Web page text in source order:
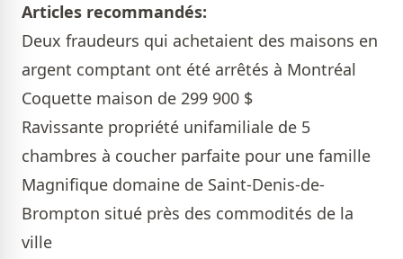
Articles recommandés:
Deux fraudeurs qui achetaient des maisons en
argent comptant ont été arrêtés à Montréal
Coquette maison de 299 900 $
Ravissante propriété unifamiliale de 5
chambres à coucher parfaite pour une famille
Magnifique domaine de Saint-Denis-de-
Brompton situé près des commodités de la
ville